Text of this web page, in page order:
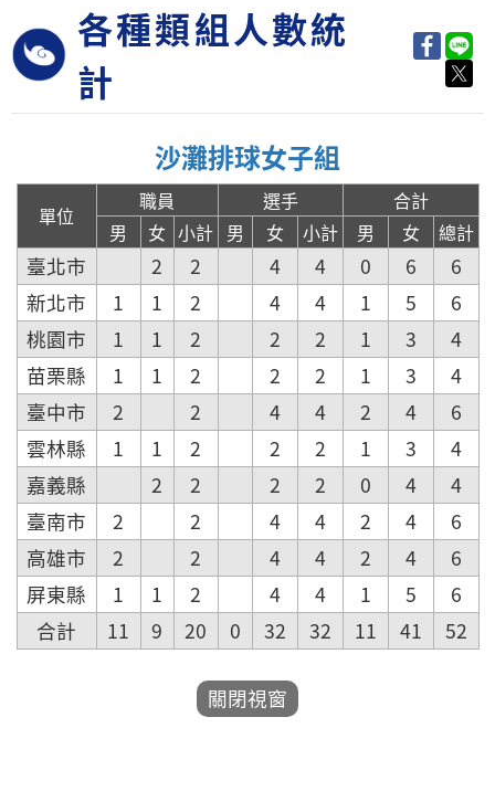
各種類組人數統
計
沙灘排球女子組
單位
職員 選手
合計
男
女 小計 男 女 小計 男 女 總計
臺北市 2 2 4 4 0 6
6
新北市
1 1 2 4 4 1 5
6
桃園市
1 1 2 2 2 1 3
4
苗栗縣
1 1 2 2 2 1 3
4
臺中市
2 2 4 4 2 4
6
雲林縣
1 1 2 2 2 1 3
4
嘉義縣
2 2 2 2 0 4
4
臺南市
2 2 4 4 2 4
6
高雄市
2 2 4 4 2 4
6
屏東縣
1 1 2 4 4 1 5
6
合計
11 9 20 0 32 32 11 41 52